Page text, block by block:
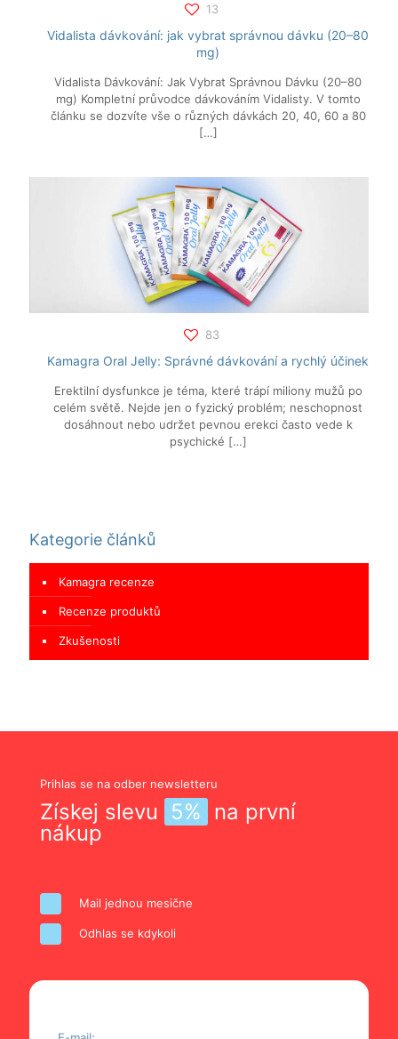
13
Vidalista dávkování: jak vybrat správnou dávku (20–80
mg)
Vidalista Dávkování: Jak Vybrat Správnou Dávku (20–80
mg) Kompletní průvodce dávkováním Vidalisty. V tomto
článku se dozvíte vše o různých dávkách 20, 40, 60 a 80
[…]
83
Kamagra Oral Jelly: Správné dávkování a rychlý účinek
Erektilní dysfunkce je téma, které trápí miliony mužů po
celém světě. Nejde jen o fyzický problém; neschopnost
dosáhnout nebo udržet pevnou erekci často vede k
psychické […]
Kategorie článků
Kamagra recenze
Recenze produktů
Zkušenosti
Prihlas se na odber newsletteru
Získej slevu 5% na první
nákup
Mail jednou mesične
Odhlas se kdykoli